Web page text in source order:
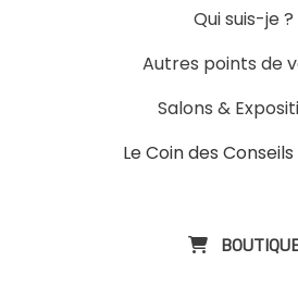
Qui suis-je ?
Autres points de
Salons &
Le Coin des Conseils
